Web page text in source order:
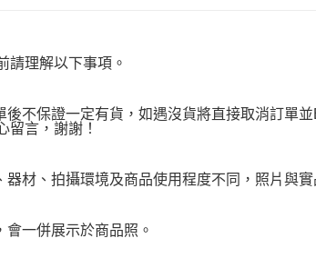
請理解以下事項。
後不保證一定有貨，如遇沒貨將直接取消訂單
留言，謝謝！
材、拍攝環境及商品使用程度不同，照片與實
一併展示於商品照。